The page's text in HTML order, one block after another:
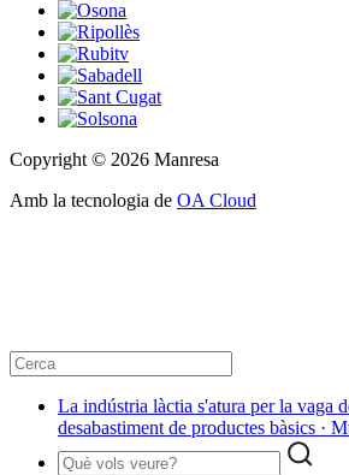
Copyright © 2026 Manresa
Amb la tecnologia de OA Cloud
La indústria làctia s'atura per la vaga
desabastiment de productes bàsics ·